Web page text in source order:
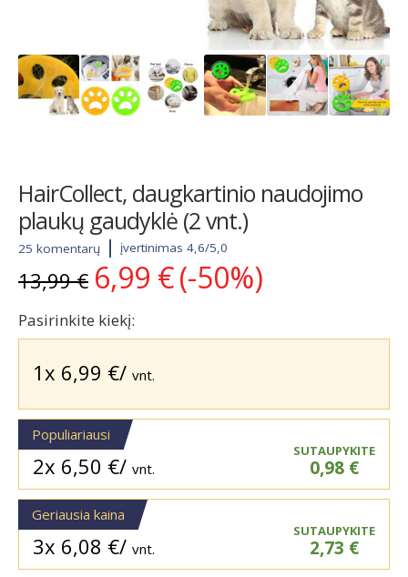
HairCollect, daugkartinio naudojimo
plaukų gaudyklė (2 vnt.)
25 komentarų įvertinimas 4,6/5,0
13,99€ Original
price
was:
13,99 €.
6,99 € Current
price
6,99 €.
(-50%)
Pasirinkite kiekį:
1x 6,99 €/ vnt.
Populiariausi
2x 6,50 €/ vnt.
SUTAUPYKITE
0,98 €
Geriausia kaina
3x 6,08 €/ vnt.
SUTAUPYKITE
2,73 €